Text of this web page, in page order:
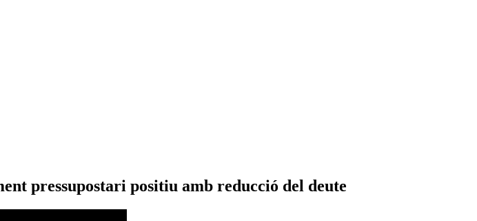
pressupostari positiu amb reducció del deute